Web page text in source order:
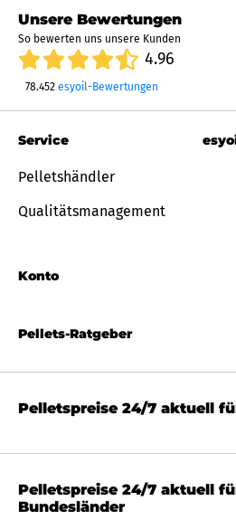
Unsere Bewertungen
So bewerten uns unsere Kunden
4.96
78.452 esyoil-Bewertungen
Pellets-Ratgeber
Service
Pelletshändler
Qualitätsmanagement
Konto
Pelletspreise 24/7 aktuell
Pelletspreise 24/7 aktuell
Bundesländer